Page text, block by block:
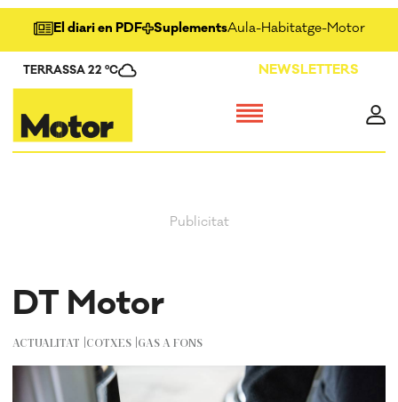
El diari en PDF SuplementsAula-Habitatge-Motor-
TERRASSA 22 ºC NEWSLETTERS
DT Motor
ACTUALITAT COTXES GAS A FONS